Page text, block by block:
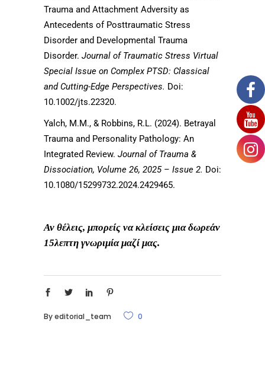
Trauma and Attachment Adversity as
Antecedents of Posttraumatic Stress
Disorder and Developmental Trauma
Disorder. Journal of Traumatic Stress Virtual
Special Issue on Complex PTSD: Classical
and Cutting-Edge Perspectives. Doi:
10.1002/jts.22320.
Yalch, M.M., & Robbins, R.L. (2024). Betrayal
Trauma and Personality Pathology: An
Integrated Review. Journal of Trauma &
Dissociation, Volume 26, 2025 – Issue 2. Doi:
10.1080/15299732.2024.2429465.
Αν θέλεις, μπορείς να κλείσεις μια δωρεάν
15λεπτη γνωριμία μαζί μας.
Byeditorial_team 0